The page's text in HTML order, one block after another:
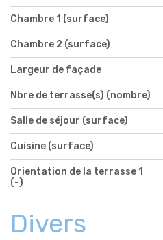
Chambre 1 (surface)
Chambre 2 (surface)
Largeur de façade
Nbre de terrasse(s) (nombre)
Salle de séjour (surface)
Cuisine (surface)
Orientation de la terrasse 1
(-)
Divers